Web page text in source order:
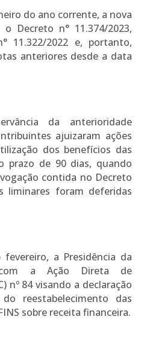
do ano corrente, a nova
Decreto n° 11.374/2023,
11.322/2022 e, portanto,
anteriores desde a data
da anterioridade
ajuizaram ações
dos benefícios das
prazo de 90 dias, quando
contida no Decreto
liminares foram deferidas
a Presidência da
com a Ação Direta de
nº 84 visando a declaração
reestabelecimento das
sobre receita financeira.